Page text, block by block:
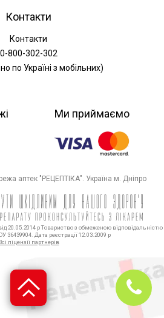
Контакти
Контакти
0-800-302-302
по Україні з мобільних)
Ми приймаємо
аптек "РЕЦЕПТІКА". Україна м. Дніпро
20.05.2014 р Товариство з обмеженою відповідальністю
36439904. Дата реєстрації 12.03.2009 р
ліцензії партнерів